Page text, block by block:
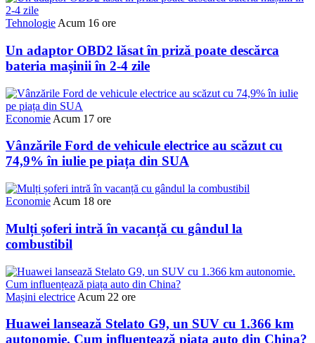
Tehnologie Acum 16 ore
Un adaptor OBD2 lăsat în priză poate descărca
bateria mașinii în 2-4 zile
Economie Acum 17 ore
Vânzările Ford de vehicule electrice au scăzut cu
74,9% în iulie pe piața din SUA
Economie Acum 18 ore
Mulți șoferi intră în vacanță cu gândul la
combustibil
Mașini electrice Acum 22 ore
Huawei lansează Stelato G9, un SUV cu 1.366 km
autonomie. Cum influențează piața auto din China?